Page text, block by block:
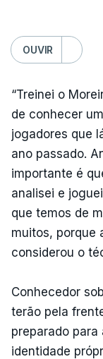
OUVIR
“Treinei o
de conhecer
jogadores que
ano passado.
importante é
analisei e
que temos de
muitos, porque
considerou o
Conhecedor
terão pela
preparado para
identidade